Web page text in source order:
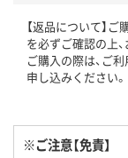
【返品について】ご
を必ずご確認の上
ご購入の際は、ご利
申し込みください。
※ご注意【免責】